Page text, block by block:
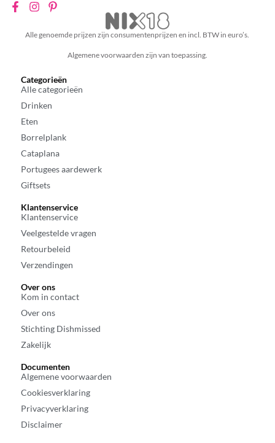
Alle genoemde prijzen zijn consumentenprijzen en incl. BTW in euro’s.
Algemene voorwaarden zijn van toepassing.
Categorieën
Alle categorieën
Drinken
Eten
Borrelplank
Cataplana
Portugees aardewerk
Giftsets
Klantenservice
Klantenservice
Veelgestelde vragen
Retourbeleid
Verzendingen
Over ons
Kom in contact
Over ons
Stichting Dishmissed
Zakelijk
Documenten
Algemene voorwaarden
Cookiesverklaring
Privacyverklaring
Disclaimer